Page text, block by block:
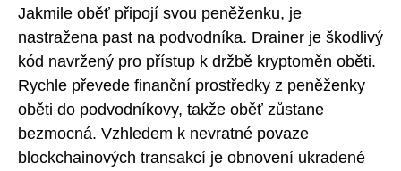
Jakmile oběť připojí svou peněženku, je
nastražena past na podvodníka. Drainer je škodlivý
kód navržený pro přístup k držbě kryptoměn oběti.
Rychle převede finanční prostředky z peněženky
oběti do podvodníkovy, takže oběť zůstane
bezmocná. Vzhledem k nevratné povaze
blockchainových transakcí je obnovení ukradené